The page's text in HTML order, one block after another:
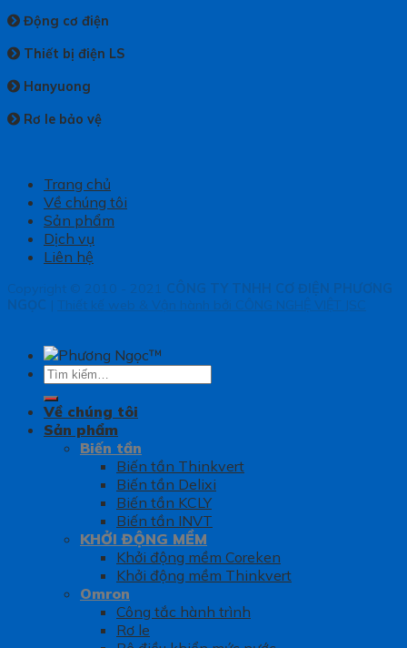
Động cơ điện
Thiết bị điện LS
Hanyuong
Rơ le bảo vệ
Trang chủ
Về chúng tôi
Sản phẩm
Dịch vụ
Liên hệ
Copyright © 2010 - 2021 CÔNG TY TNHH CƠ ĐIỆN PHƯƠNG
NGỌC | Thiết kế web & Vận hành bởi CÔNG NGHỆ VIỆT JSC
Tìm
kiếm:
Về chúng tôi
Sản phẩm
Biến tần
Biến tần Thinkvert
Biến tần Delixi
Biến tần KCLY
Biến tần INVT
KHỞI ĐỘNG MỀM
Khởi động mềm Coreken
Khởi động mềm Thinkvert
Omron
Công tắc hành trình
Rơ le